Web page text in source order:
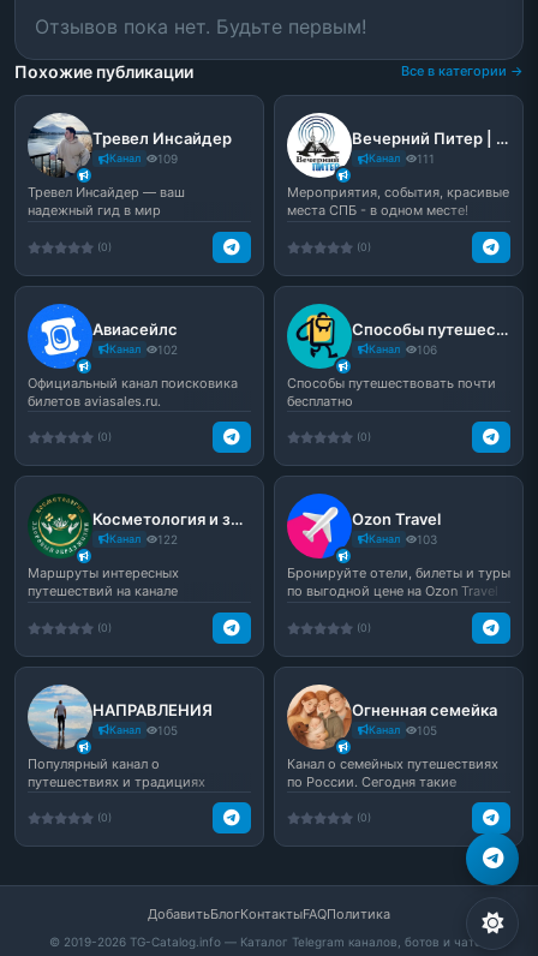
Отзывов пока нет. Будьте первым!
Похожие публикации Все в категории →
Тревел Инсайдер
Канал 109
Тревел Инсайдер — ваш
надежный гид в мир
(0)
Вечерний Питер | Афиша Новости
Канал 111
Мероприятия, события, красивые
места СПБ - в одном месте!
(0)
Авиасейлс
Канал 102
Официальный канал поисковика
билетов aviasales.ru.
(0)
Способы путешествoвать почти бесплатно (RU) | Vandrouki, Вандруки, вандроки — это мы
Канал 106
Способы путешествовать почти
бесплатно
(0)
Косметология и здоровый образ жизни
Канал 122
Маршруты интересных
путешествий на канале
(0)
Ozon Travel
Канал 103
Бронируйте отели, билеты и туры
по выгодной цене на Ozon Travel
(0)
НАПРАВЛЕНИЯ
Канал 105
Популярный канал о
путешествиях и традициях
(0)
Огненная семейка
Канал 105
Канал о семейных путешествиях
по России. Сегодня такие
(0)
ДобавитьБлогКонтактыFAQПолитика
© 2019-2026 TG-Catalog.info — Каталог Telegram каналов, ботов и чатов